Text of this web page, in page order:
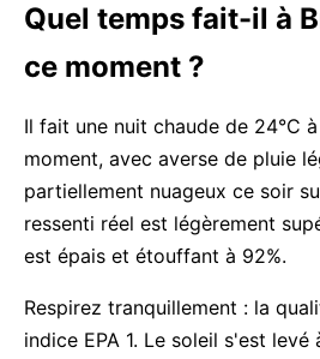
Quel temps fait-il à
ce moment ?
Il fait une nuit chaude de 24°C
moment, avec averse de pluie
partiellement nuageux ce soir
ressenti réel est légèrement
est épais et étouffant à 92%.
Respirez tranquillement : la
indice EPA 1. Le soleil s'est levé